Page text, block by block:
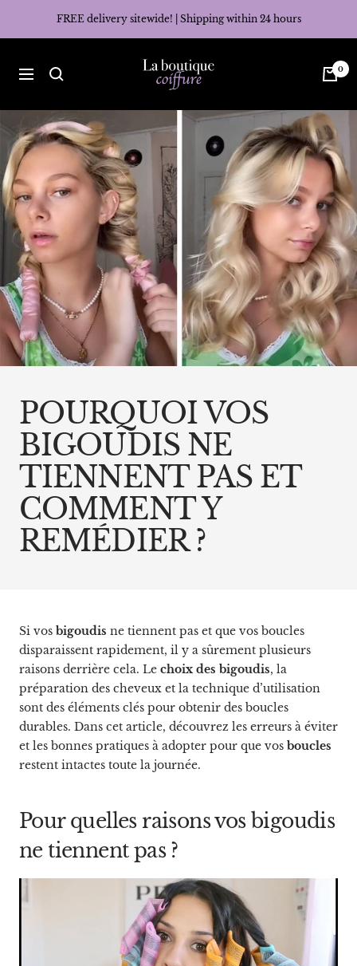
FREE delivery sitewide! | Shipping within 24 hours
Navigation
La
Boutique
0
POURQUOI VOS
BIGOUDIS NE
TIENNENT PAS ET
COMMENT Y
REMÉDIER ?
Si vos bigoudis ne tiennent pas et que vos boucles
disparaissent rapidement, il y a sûrement plusieurs
raisons derrière cela. Le choix des bigoudis, la
préparation des cheveux et la technique d’utilisation
sont des éléments clés pour obtenir des boucles
durables. Dans cet article, découvrez les erreurs à éviter
et les bonnes pratiques à adopter pour que vos boucles
restent intactes toute la journée.
Pour quelles raisons vos bigoudis
ne tiennent pas ?